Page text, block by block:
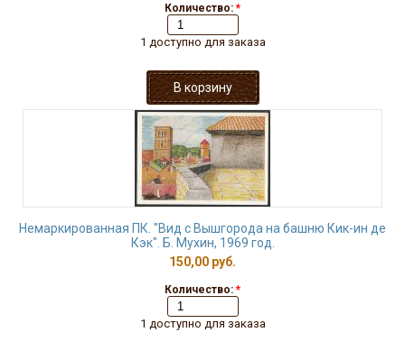
Количество: *
1 доступно для заказа
Немаркированная ПК. "Вид с Вышгорода на башню Кик-ин де
Кэк". Б. Мухин, 1969 год.
150,00 руб.
Количество: *
1 доступно для заказа